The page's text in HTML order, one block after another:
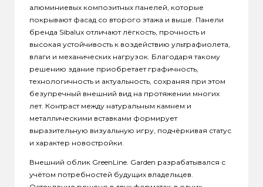
алюминиевых композитных панелей, которые
покрывают фасад со второго этажа и выше. Панели
бренда Sibalux отличают лёгкость, прочность и
высокая устойчивость к воздействию ультрафиолета,
влаги и механических нагрузок. Благодаря такому
решению здание приобретает графичность,
технологичность и актуальность, сохраняя при этом
безупречный внешний вид на протяжении многих
лет. Контраст между натуральным камнем и
металлическими вставками формирует
выразительную визуальную игру, подчёркивая статус
и характер новостройки.
Внешний облик GreenLine. Garden разрабатывался с
учётом потребностей будущих владельцев.